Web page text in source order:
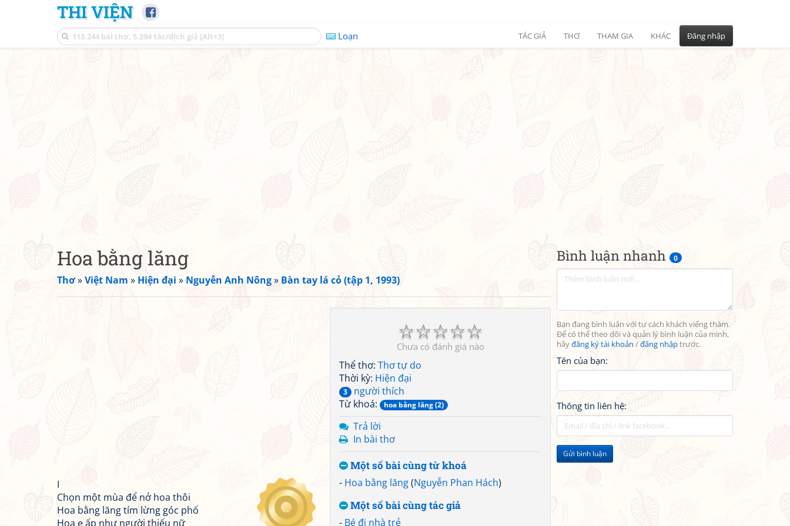
THI VIỆN
Loạn TÁC GIẢ THƠ THAM GIA KHÁC Đăng nhập
Bình luận nhanh 0
Bạn đang bình luận với tư cách khách viếng thăm.
Để có thể theo dõi và quản lý bình luận của mình,
hãyđăng ký tài khoản /đăng nhậptrước.
Tên của bạn:
Thông tin liên hệ:
Gửi bình luận
Hoa bằng lăng
Thơ»Việt Nam » Hiện đại » Nguyễn Anh Nông» Bàn tay lá cỏ (tập 1, 1993)
☆
☆
☆
☆
☆
Chưa có đánh giá nào
Thể thơ: Thơ tự do
Thời kỳ: Hiện đại
3
người thích
Từ khoá:
hoa bằng lăng (2)
Trả lời
In bài thơ
Một số bài cùng từ khoá
- Hoa bằng lăng(Nguyễn Phan Hách)
Một số bài cùng tác giả
- Bé đi nhà trẻ
I
Chọn một mùa để nở hoa thôi
Hoa bằng lăng tím lừng góc phố
Hoa e ấp như người thiếu nữ